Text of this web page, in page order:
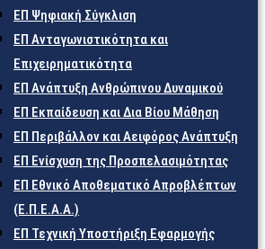
ΕΠ Ψηφιακή Σύγκλιση
ΕΠ Ανταγωνιστικότητα και
Επιχειρηματικότητα
ΕΠ Ανάπτυξη Ανθρώπινου Δυναμικού
ΕΠ Εκπαίδευση και Δια Βίου Μάθηση
ΕΠ Περιβάλλον και Αειφόρος Ανάπτυξη
ΕΠ Ενίσχυση της Προσπελασιμότητας
ΕΠ Εθνικό Αποθεματικό Απροβλέπτων
(Ε.Π.Ε.Α.Α.)
ΕΠ Τεχνική Υποστήριξη Εφαρμογής